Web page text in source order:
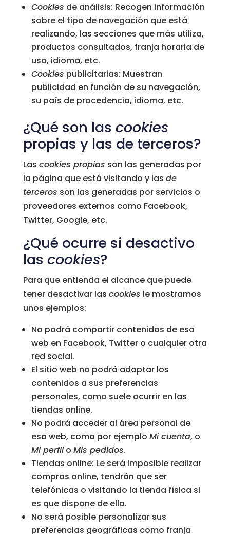
Cookies de análisis: Recogen información
sobre el tipo de navegación que está
realizando, las secciones que más utiliza,
productos consultados, franja horaria de
uso, idioma, etc.
Cookies publicitarias: Muestran
publicidad en función de su navegación,
su país de procedencia, idioma, etc.
¿Qué son las cookies
propias y las de terceros?
Las cookies propias son las generadas por
la página que está visitando y las de
terceros son las generadas por servicios o
proveedores externos como Facebook,
Twitter, Google, etc.
¿Qué ocurre si desactivo
las cookies?
Para que entienda el alcance que puede
tener desactivar las cookies le mostramos
unos ejemplos:
No podrá compartir contenidos de esa
web en Facebook, Twitter o cualquier otra
red social.
El sitio web no podrá adaptar los
contenidos a sus preferencias
personales, como suele ocurrir en las
tiendas online.
No podrá acceder al área personal de
esa web, como por ejemplo Mi cuenta, o
Mi perfilo Mis pedidos.
Tiendas online: Le será imposible realizar
compras online, tendrán que ser
telefónicas o visitando la tienda física si
es que dispone de ella.
No será posible personalizar sus
preferencias geográficas como franja